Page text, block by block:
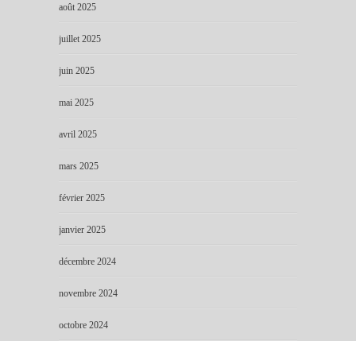
août 2025
juillet 2025
juin 2025
mai 2025
avril 2025
mars 2025
février 2025
janvier 2025
décembre 2024
novembre 2024
octobre 2024